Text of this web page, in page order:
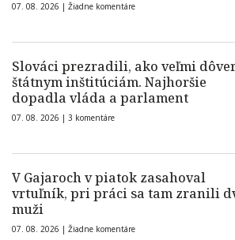
07. 08. 2026 | Žiadne komentáre
Slováci prezradili, ako veľmi
štátnym inštitúciám. Najhoršie
dopadla vláda a parlament
07. 08. 2026 | 3 komentáre
V Gajaroch v piatok zasahoval
vrtuľník, pri práci sa tam zranili
muži
07. 08. 2026 | Žiadne komentáre